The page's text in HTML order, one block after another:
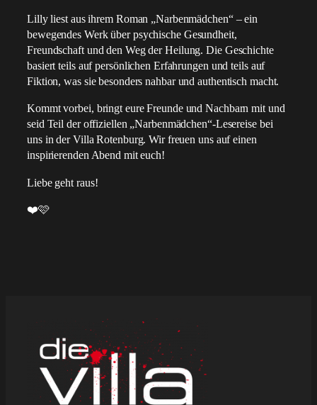
​Lilly liest aus ihrem Roman „Narbenmädchen“ – ein
bewegendes Werk über psychische Gesundheit,
Freundschaft und den Weg der Heilung. Die Geschichte
basiert teils auf persönlichen Erfahrungen und teils auf
Fiktion, was sie besonders nahbar und authentisch macht.
Kommt vorbei, bringt eure Freunde und Nachbarn mit und
seid Teil der offiziellen „Narbenmädchen“-Lesereise bei
uns in der Villa Rotenburg. Wir freuen uns auf einen
inspirierenden Abend mit euch!
Liebe geht raus!
❤️🩷